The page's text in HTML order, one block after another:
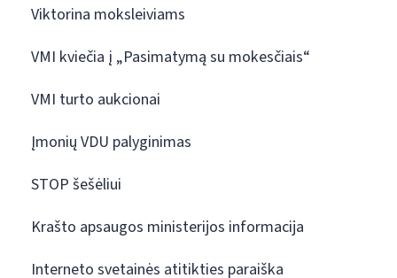
Viktorina moksleiviams
VMI kviečia į „Pasimatymą su mokesčiais“
VMI turto aukcionai
Įmonių VDU palyginimas
STOP šešėliui
Krašto apsaugos ministerijos informacija
Interneto svetainės atitikties paraiška